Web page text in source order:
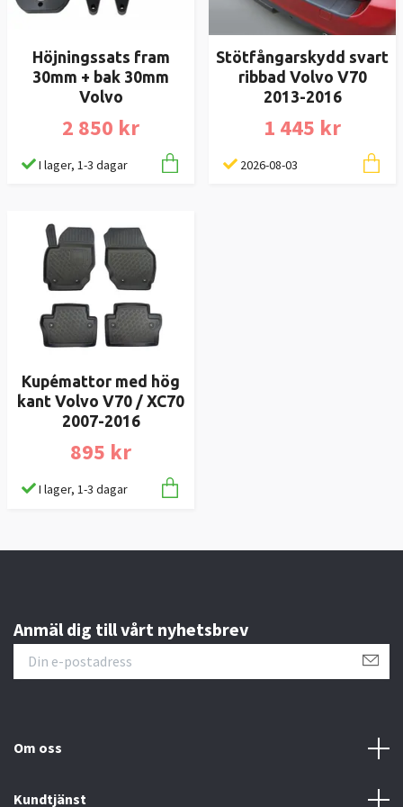
Höjningssats fram
30mm + bak 30mm
Volvo
2 850 kr
I lager, 1-3 dagar
Stötfångarskydd svart
ribbad Volvo V70
2013-2016
1 445 kr
2026-08-03
Kupémattor med hög
kant Volvo V70 / XC70
2007-2016
895 kr
I lager, 1-3 dagar
Anmäl dig till vårt nyhetsbrev
Om oss
Kundtjänst